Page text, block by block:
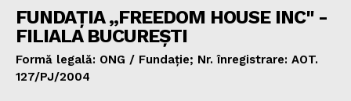
FUNDAȚIA „FREEDOM HOUSE INC" -
FILIALA BUCUREȘTI
Formă legală: ONG / Fundație; Nr. înregistrare: AOT.
127/PJ/2004